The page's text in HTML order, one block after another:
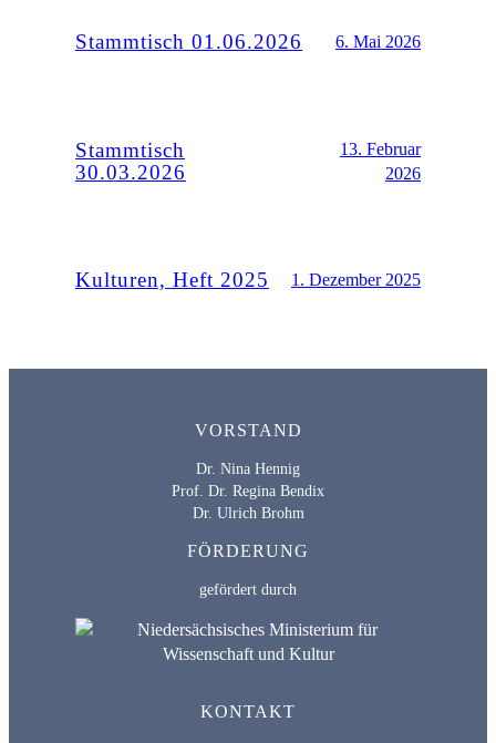
Stammtisch 01.06.2026 6. Mai 2026
Stammtisch
30.03.2026
13. Februar
2026
Kulturen, Heft 2025 1. Dezember 2025
VORSTAND
Dr. Nina Hennig
Prof. Dr. Regina Bendix
Dr. Ulrich Brohm
FÖRDERUNG
gefördert durch
KONTAKT